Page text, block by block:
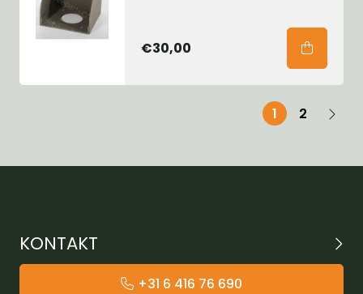
€30,00
1 2
KONTAKT
+31 6 416 76 690